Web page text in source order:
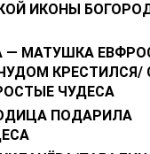
ИКОНЫ
— МАТУШКА
КРЕСТИЛСЯ/
ЧУДЕСА
ПОДАРИЛА